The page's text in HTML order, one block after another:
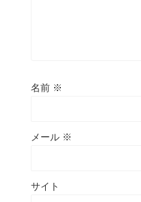
名前 ※
メール ※
サイト